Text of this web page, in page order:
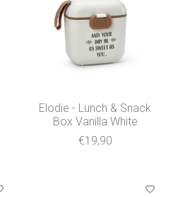
Elodie - Lunch & Snack
Box Vanilla White
€19,90